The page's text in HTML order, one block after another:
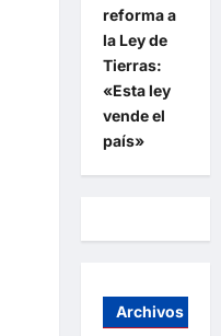
reforma a
la Ley de
Tierras:
«Esta ley
vende el
país»
Archivos